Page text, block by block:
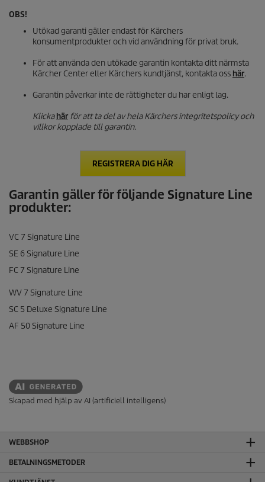
OBS!
Utökad garanti gäller endast för Kärchers
konsumentprodukter och vid användning för privat bruk.
För att använda den utökade garantin kontakta ditt närmsta
Kärcher Center eller Kärchers kundtjänst, kontakta oss här.
Garantin påverkar inte de rättigheter du har enligt lag.
Klickahär för att ta del av hela Kärchers integritetspolicy och
villkor kopplade till garantin.
REGISTRERA DIG HÄR
Garantin gäller för följande Signature Line
produkter:
VC 7 Signature Line
SE 6 Signature Line
FC 7 Signature Line
WV 7 Signature Line
SC 5 Deluxe Signature Line
AF 50 Signature Line
Skapad med hjälp av AI (artificiell intelligens)
WEBBSHOP
BETALNINGSMETODER